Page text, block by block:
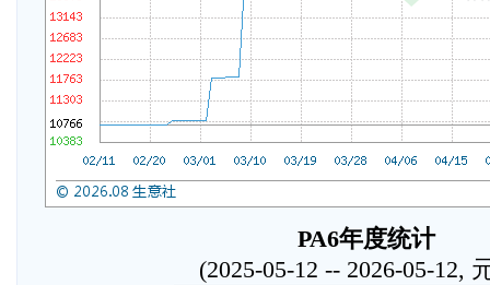
PA6年度统计
(2025-05-12 -- 2026-05-12,